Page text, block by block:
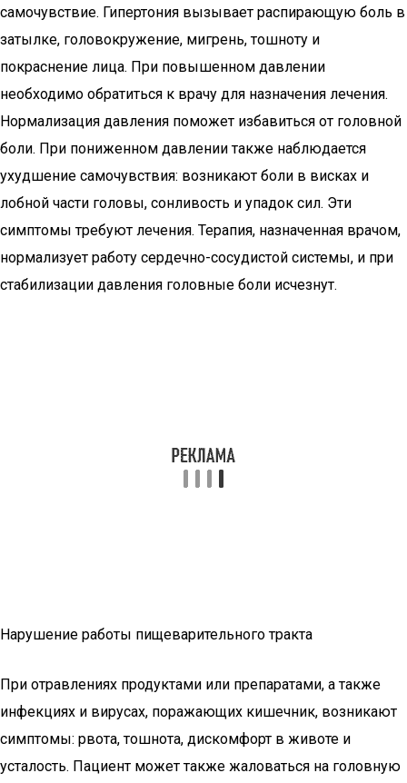
самочувствие. Гипертония вызывает распирающую боль в
затылке, головокружение, мигрень, тошноту и
покраснение лица. При повышенном давлении
необходимо обратиться к врачу для назначения лечения.
Нормализация давления поможет избавиться от головной
боли. При пониженном давлении также наблюдается
ухудшение самочувствия: возникают боли в висках и
лобной части головы, сонливость и упадок сил. Эти
симптомы требуют лечения. Терапия, назначенная врачом,
нормализует работу сердечно-сосудистой системы, и при
стабилизации давления головные боли исчезнут.
Нарушение работы пищеварительного тракта
При отравлениях продуктами или препаратами, а также
инфекциях и вирусах, поражающих кишечник, возникают
симптомы: рвота, тошнота, дискомфорт в животе и
усталость. Пациент может также жаловаться на головную